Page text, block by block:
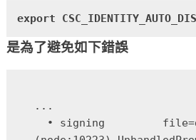
export
是為了避免如下錯誤
...
• signing